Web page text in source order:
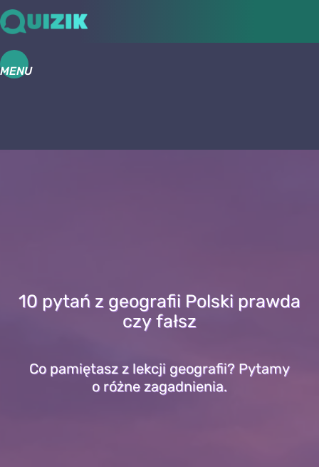
MENU
10 pytań z geografii Polski prawda
czy fałsz
Co pamiętasz z lekcji geografii? Pytamy
o różne zagadnienia.